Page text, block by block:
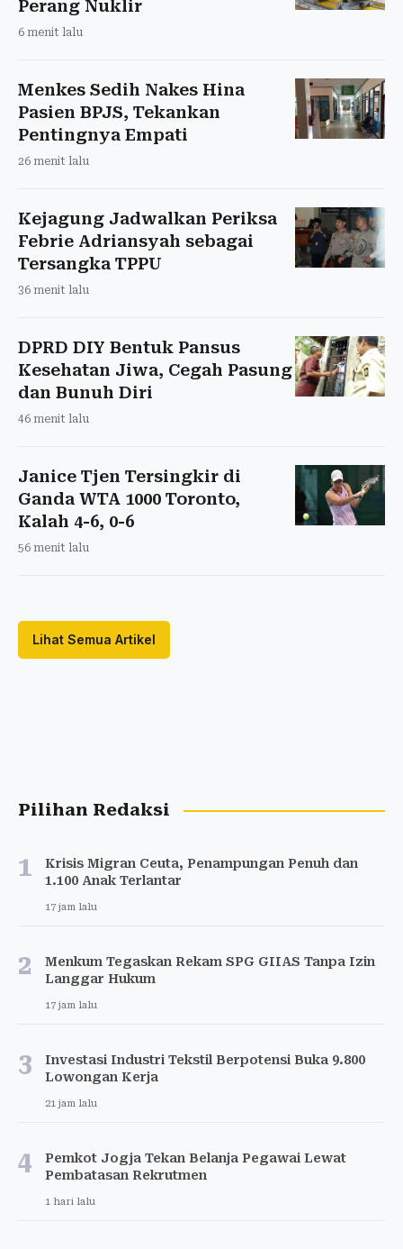
Perang Nuklir
6 menit lalu
Menkes Sedih Nakes Hina
Pasien BPJS, Tekankan
Pentingnya Empati
26 menit lalu
Kejagung Jadwalkan Periksa
Febrie Adriansyah sebagai
Tersangka TPPU
36 menit lalu
DPRD DIY Bentuk Pansus
Kesehatan Jiwa, Cegah Pasung
dan Bunuh Diri
46 menit lalu
Janice Tjen Tersingkir di
Ganda WTA 1000 Toronto,
Kalah 4-6, 0-6
56 menit lalu
Lihat Semua Artikel
Pilihan Redaksi
1
Krisis Migran Ceuta, Penampungan Penuh dan
1.100 Anak Terlantar
17 jam lalu
2
Menkum Tegaskan Rekam SPG GIIAS Tanpa Izin
Langgar Hukum
17 jam lalu
3
Investasi Industri Tekstil Berpotensi Buka 9.800
Lowongan Kerja
21 jam lalu
4
Pemkot Jogja Tekan Belanja Pegawai Lewat
Pembatasan Rekrutmen
1 hari lalu